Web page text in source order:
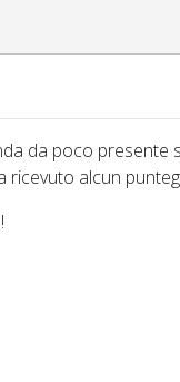
da poco presente
alcun